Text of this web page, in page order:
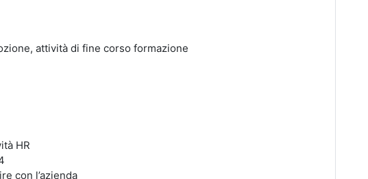
attività di fine corso formazione
HR
con l’azienda